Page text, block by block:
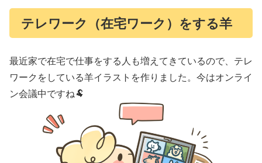
テレワーク（在宅ワーク）をする羊
最近家で在宅で仕事をする人も増えてきているので、テレ
ワークをしている羊イラストを作りました。今はオンライ
ン会議中ですね🐏